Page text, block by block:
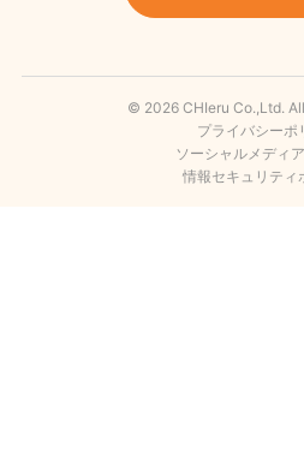
© 2026 CHIeru Co.,Ltd.
プライバシーポ
ソーシャルメディ
情報セキュリティ